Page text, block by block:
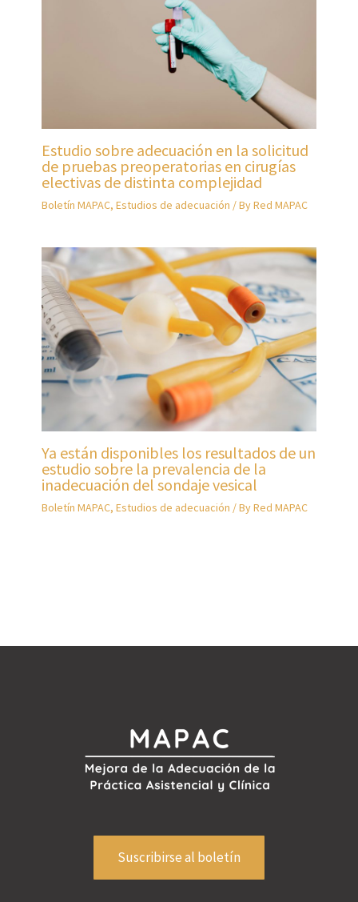
Estudio sobre adecuación en la solicitud
de pruebas preoperatorias en cirugías
electivas de distinta complejidad
Boletín MAPAC, Estudios de adecuación / ByRed MAPAC
Ya están disponibles los resultados de un
estudio sobre la prevalencia de la
inadecuación del sondaje vesical
Boletín MAPAC, Estudios de adecuación / ByRed MAPAC
Suscribirse al boletín